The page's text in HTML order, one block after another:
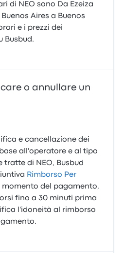
di NEO sono Da Ezeiza
Aires a Buenos
e i prezzi dei
Busbud.
o annullare un
e cancellazione dei
all'operatore e al tipo
tratte di NEO, Busbud
Rimborso Per
momento del pagamento,
fino a 30 minuti prima
l'idoneità al rimborso